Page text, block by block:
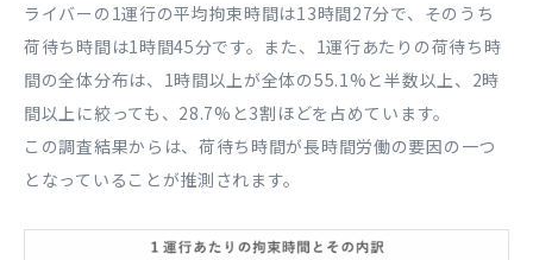
ライバーの1運行の平均拘束時間は13時間27分で、そのうち
荷待ち時間は1時間45分です。また、1運行あたりの荷待ち時
間の全体分布は、1時間以上が全体の55.1%と半数以上、2時
間以上に絞っても、28.7%と3割ほどを占めています。
この調査結果からは、荷待ち時間が長時間労働の要因の一つ
となっていることが推測されます。